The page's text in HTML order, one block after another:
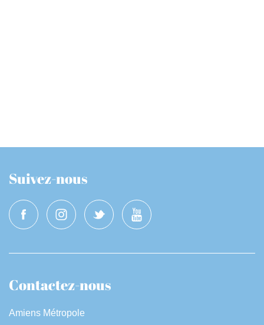
Suivez-nous
Contactez-nous
Amiens Métropole